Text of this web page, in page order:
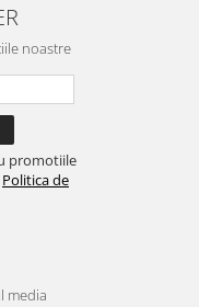
noastre
promotiile
Politica de
media